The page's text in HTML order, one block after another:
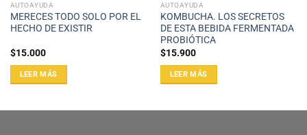
AUTOAYUDA
MERECES TODO SOLO POR EL
HECHO DE EXISTIR
$15.000
LEER MÁS
AUTOAYUDA
KOMBUCHA. LOS SECRETOS
DE ESTA BEBIDA FERMENTADA
PROBIÓTICA
$15.900
LEER MÁS